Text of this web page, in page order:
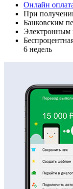
Онлайн
При
Банковским
Электронным
6 недель